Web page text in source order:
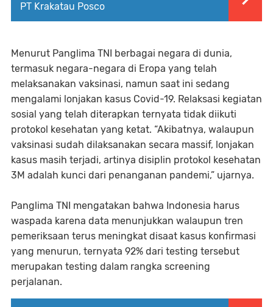
PT Krakatau Posco
Menurut Panglima TNI berbagai negara di dunia,
termasuk negara-negara di Eropa yang telah
melaksanakan vaksinasi, namun saat ini sedang
mengalami lonjakan kasus Covid-19. Relaksasi kegiatan
sosial yang telah diterapkan ternyata tidak diikuti
protokol kesehatan yang ketat. “Akibatnya, walaupun
vaksinasi sudah dilaksanakan secara massif, lonjakan
kasus masih terjadi, artinya disiplin protokol kesehatan
3M adalah kunci dari penanganan pandemi,” ujarnya.
Panglima TNI mengatakan bahwa Indonesia harus
waspada karena data menunjukkan walaupun tren
pemeriksaan terus meningkat disaat kasus konfirmasi
yang menurun, ternyata 92% dari testing tersebut
merupakan testing dalam rangka screening
perjalanan.